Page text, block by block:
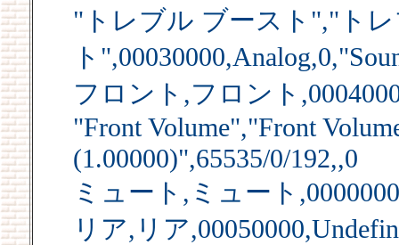
"トレブル ブースト","ト
ト
フロント,フロント
"Front Volume","Front
(1.00000)",65535/0/192,,0
ミュート,ミュート
リア,リア